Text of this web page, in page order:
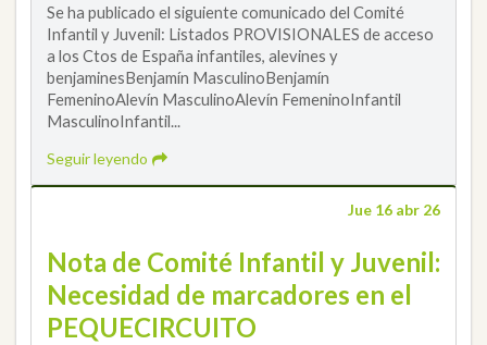
Se ha publicado el siguiente comunicado del Comité
Infantil y Juvenil: Listados PROVISIONALES de acceso
a los Ctos de España infantiles, alevines y
benjaminesBenjamín MasculinoBenjamín
FemeninoAlevín MasculinoAlevín FemeninoInfantil
MasculinoInfantil...
Seguir leyendo
Jue 16 abr 26
Nota de Comité Infantil y Juvenil:
Necesidad de marcadores en el
PEQUECIRCUITO